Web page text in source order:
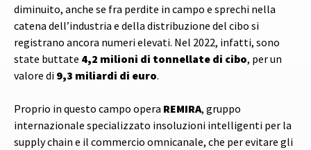
diminuito, anche se fra perdite in campo e sprechi nella
catena dell’industria e della distribuzione del cibo si
registrano ancora numeri elevati. Nel 2022, infatti, sono
state buttate 4,2 milioni di tonnellate di cibo, per un
valore di 9,3 miliardi di euro.
Proprio in questo campo opera REMIRA, gruppo
internazionale specializzato insoluzioni intelligenti per la
supply chain e il commercio omnicanale, che per evitare gli